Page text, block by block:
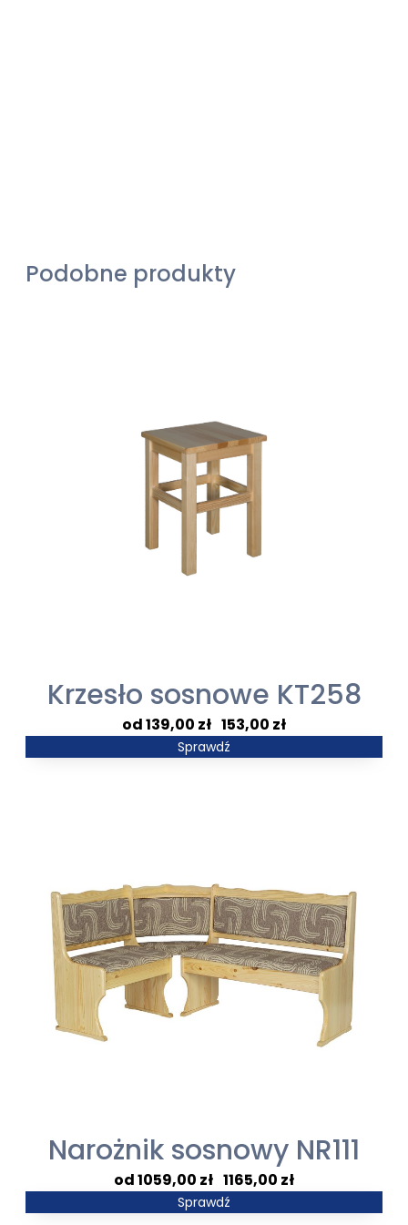
Podobne produkty
Krzesło sosnowe KT258
139,00 zł 153,00 zł
Zakres
Sprawdź
Narożnik sosnowy NR111
1059,00 zł 1165,00 zł
Zakres
Sprawdź